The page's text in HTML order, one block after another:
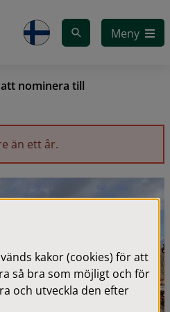
Meny
att nominera till
än ett år.
kakor (cookies) för att
så bra som möjligt och för
och utveckla den efter